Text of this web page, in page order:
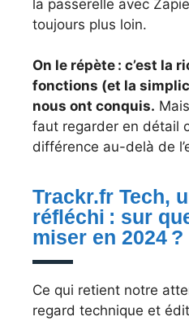
la passerelle avec
toujours plus loin.
On le répète : c’est la
fonctions (et la
nous ont conquis.
faut regarder en détail
différence au-delà de
Trackr.fr Tech,
réfléchi : sur
miser en 2024 ?
Ce qui retient notre
regard technique et